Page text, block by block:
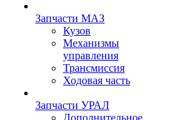
Запчасти МАЗ
Кузов
Механизмы
управления
Трансмиссия
Ходовая часть
Запчасти УРАЛ
Дополнительное